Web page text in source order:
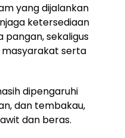
yang dijalankan
ketersediaan
pangan, sekaligus
serta
dipengaruhi
dan tembakau,
dan beras.